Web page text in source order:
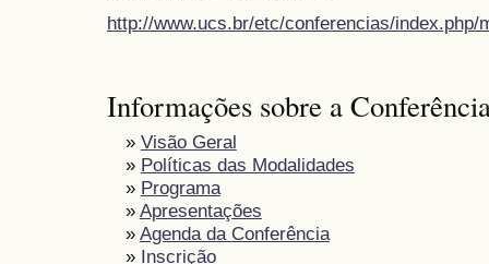
http://www.ucs.br/etc/conferencias/index.php/
Informações sobre a
» Visão Geral
» Políticas das Modalidades
» Programa
» Apresentações
» Agenda da Conferência
» Inscrição